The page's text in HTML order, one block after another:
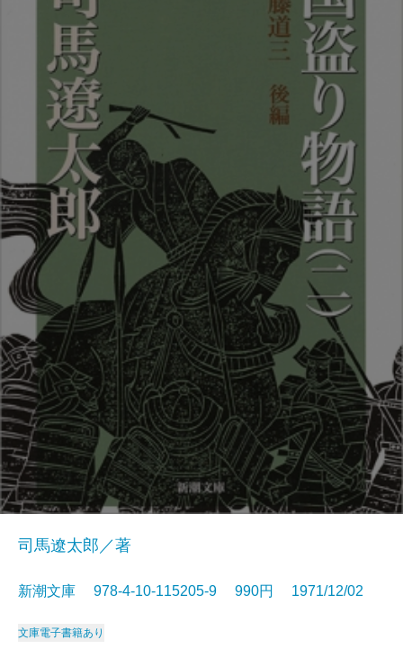
司馬遼太郎／著
新潮文庫 978-4-10-115205-9 990円 1971/12/02
文庫電子書籍あり